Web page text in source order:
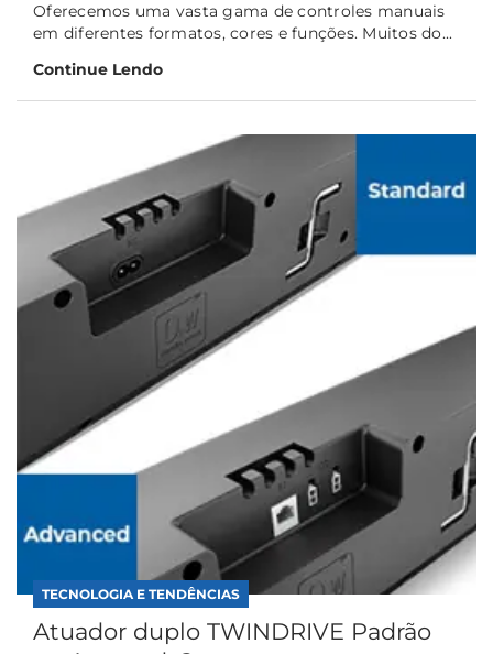
Oferecemos uma vasta gama de controles manuais
em diferentes formatos, cores e funções. Muitos do...
Continue Lendo
TECNOLOGIA E TENDÊNCIAS
Atuador duplo TWINDRIVE Padrão